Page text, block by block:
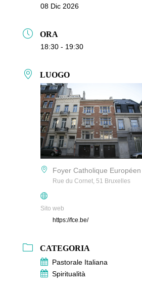
08 Dic 2026
ORA
18:30 - 19:30
LUOGO
Foyer Catholique Européen
Rue du Cornet, 51 Bruxelles
Sito web
https://fce.be/
CATEGORIA
Pastorale Italiana
Spiritualità